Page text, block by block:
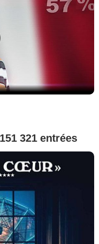
321 entrées